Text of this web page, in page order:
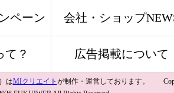
ペーン 会社・ショップ
て？ 広告掲載について
はMIクリエイト が制作・運営しております。